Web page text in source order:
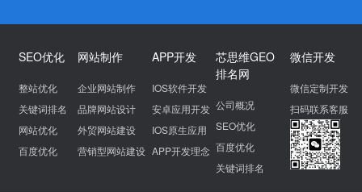
SEO优化
整站优化
关键词排名
网站优化
百度优化
网站制作
企业网站制作
品牌网站设计
外贸网站建设
营销型网站建设
APP开发
IOS软件开发
安卓应用开发
IOS原生应用
APP开发理念
芯思维GEO
排名网
公司概况
SEO优化
百度优化
关键词排名
微信开发
微信定制开发
扫码联系客服